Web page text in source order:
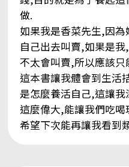
做.
如果我是香菜先生,因
自己出去叫賣,如果是
不太會叫賣,所以應該只
這本書讓我體會到生活
是怎麼養活自己,這讓
這麼偉大,能讓我們吃
希望下次能再讓我看到